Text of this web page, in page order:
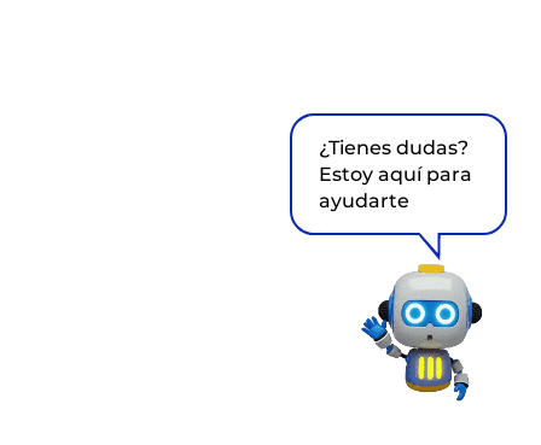
¿Tienes dudas?
Estoy aquí para
ayudarte